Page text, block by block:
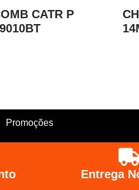
CATR P
Promoções
Entrega